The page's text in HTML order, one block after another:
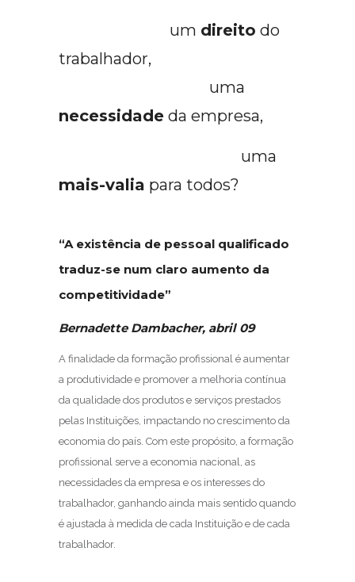
um direito do
trabalhador,
uma
necessidade da empresa,
uma
mais-valia para todos?
“A existência de pessoal qualificado
traduz-se num claro aumento da
competitividade”
Bernadette Dambacher, abril 09
A finalidade da formação profissional é aumentar
a produtividade e promover a melhoria contínua
da qualidade dos produtos e serviços prestados
pelas Instituições, impactando no crescimento da
economia do país. Com este propósito, a formação
profissional serve a economia nacional, as
necessidades da empresa e os interesses do
trabalhador, ganhando ainda mais sentido quando
é ajustada à medida de cada Instituição e de cada
trabalhador.